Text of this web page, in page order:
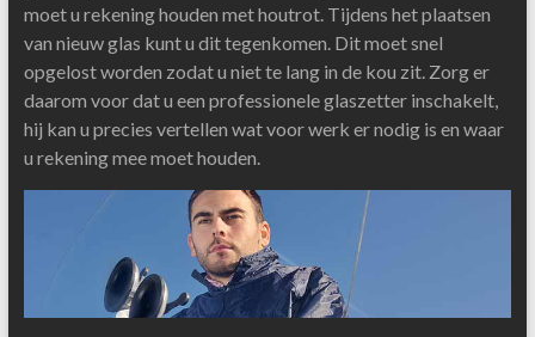
moet u rekening houden met houtrot. Tijdens het plaatsen
van nieuw glas kunt u dit tegenkomen. Dit moet snel
opgelost worden zodat u niet te lang in de kou zit. Zorg er
daarom voor dat u een professionele glaszetter inschakelt,
hij kan u precies vertellen wat voor werk er nodig is en waar
u rekening mee moet houden.